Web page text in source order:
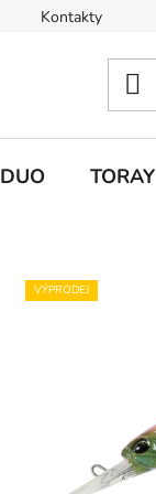
Kontakty
DUO TORAY
VÝPRODEJ